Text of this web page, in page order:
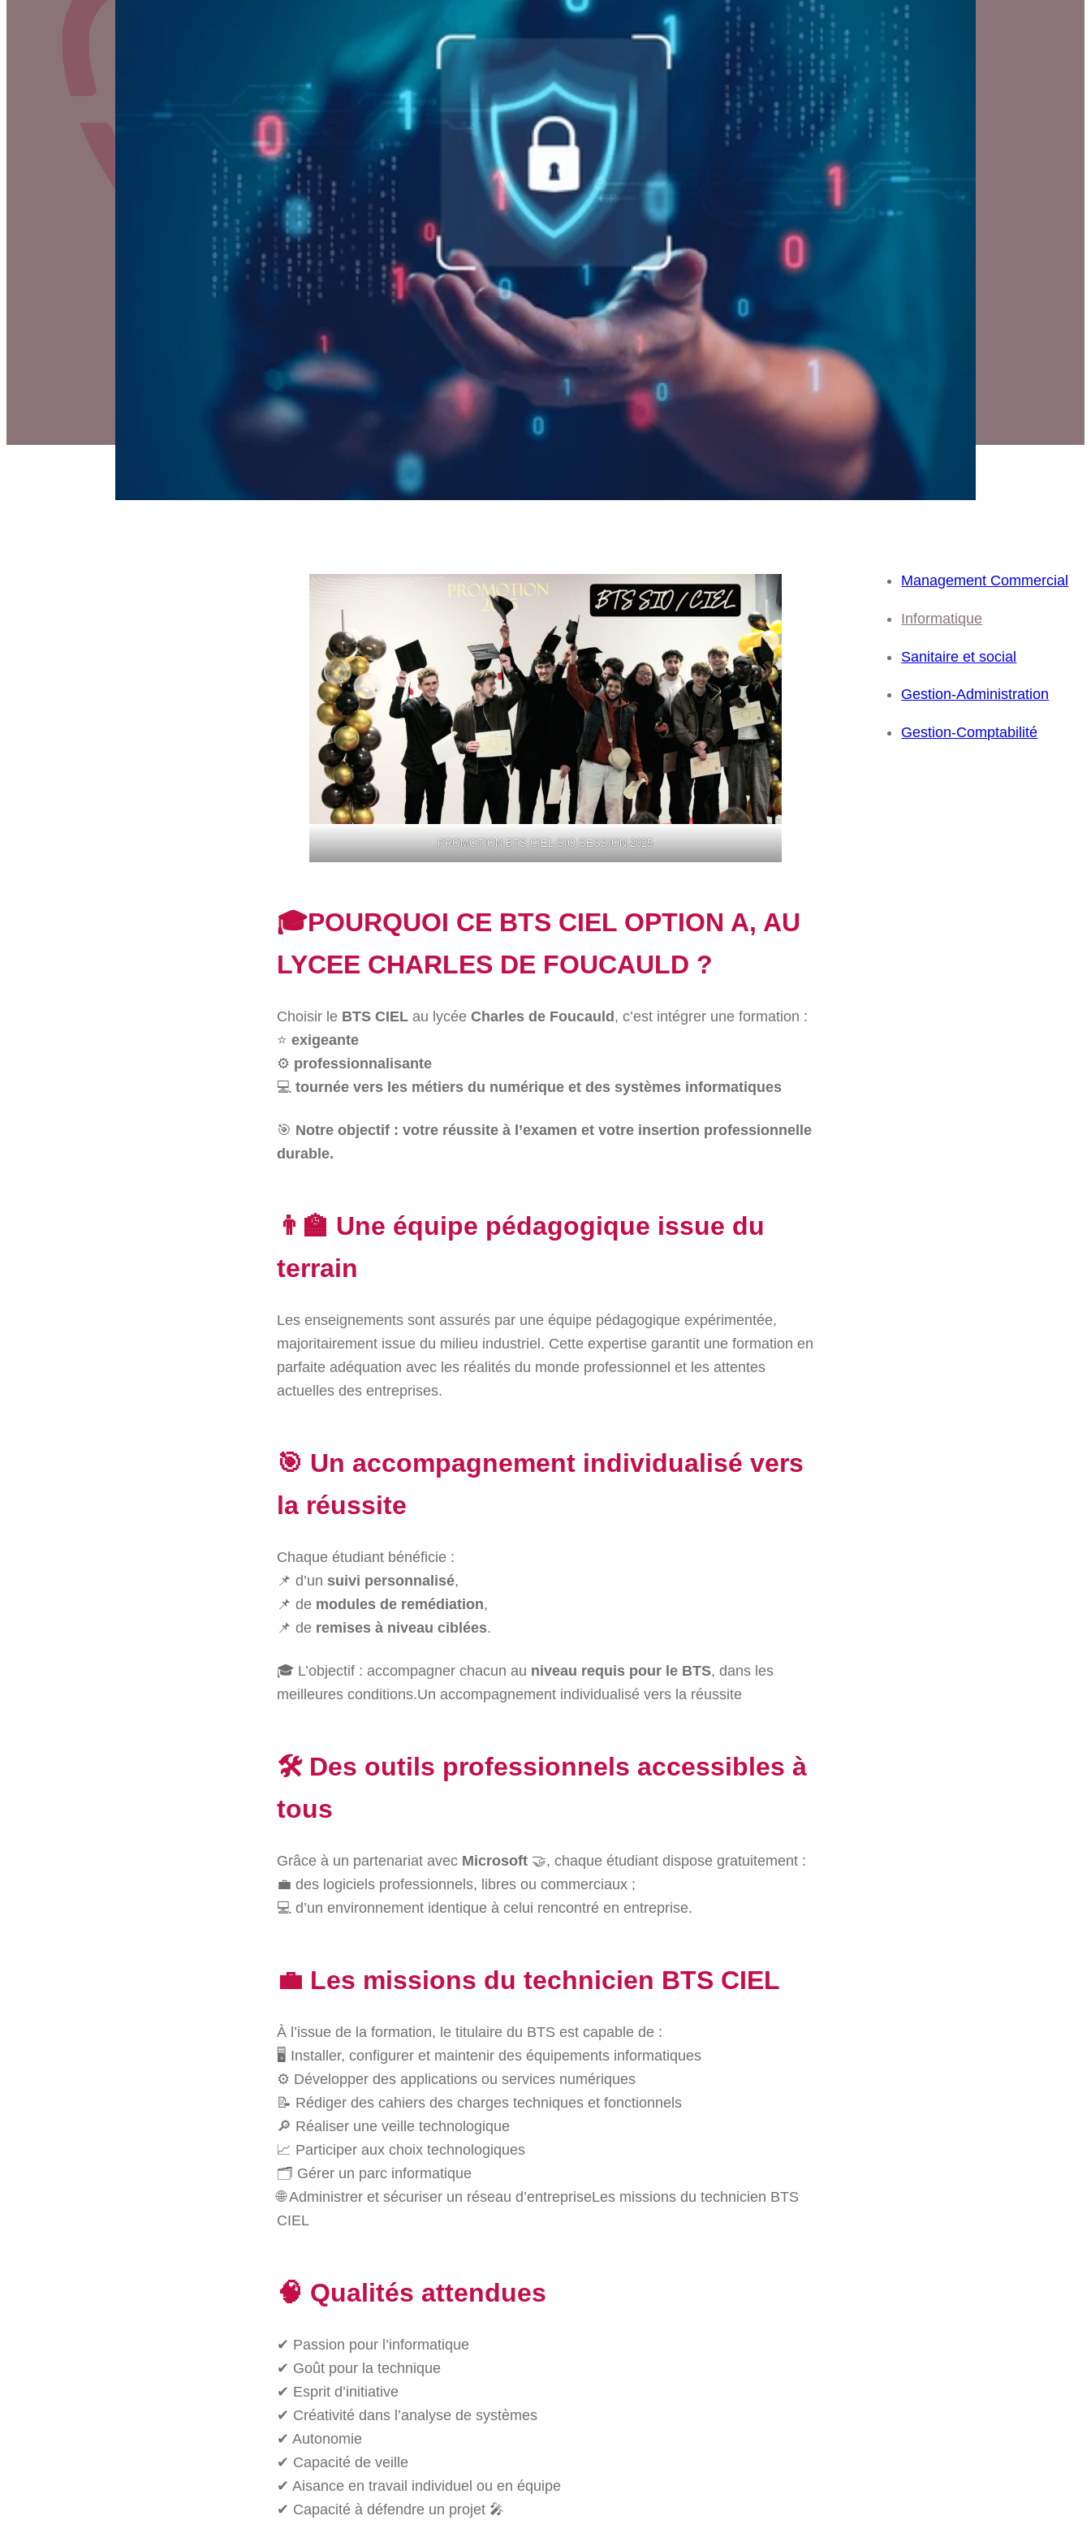
PROMOTION BTS CIEL-SIO SESSION 2025
🎓POURQUOI CE BTS CIEL OPTION A, AU
LYCEE CHARLES DE FOUCAULD ?
Choisir le BTS CIELau lycée Charles de Foucauld, c’est intégrer une formation :
⭐ exigeante
⚙️ professionnalisante
💻 tournée vers les métiers du numérique et des systèmes informatiques
🎯 Notre objectif : votre réussite à l’examen et votre insertion professionnelle
durable.
👨‍🏫 Une équipe pédagogique issue du
terrain
Les enseignements sont assurés par une équipe pédagogique expérimentée,
majoritairement issue du milieu industriel. Cette expertise garantit une formation en
parfaite adéquation avec les réalités du monde professionnel et les attentes
actuelles des entreprises.
🎯 Un accompagnement individualisé vers
la réussite
Chaque étudiant bénéficie :
📌 d’un suivi personnalisé,
📌 de modules de remédiation,
📌 de remises à niveau ciblées.
🎓 L’objectif : accompagner chacun au niveau requis pour le BTS, dans les
meilleures conditions.Un accompagnement individualisé vers la réussite
🛠️ Des outils professionnels accessibles à
tous
Grâce à un partenariat avec Microsoft🤝, chaque étudiant dispose gratuitement :
💼 des logiciels professionnels, libres ou commerciaux ;
💻 d’un environnement identique à celui rencontré en entreprise.
💼 Les missions du technicien BTS CIEL
À l’issue de la formation, le titulaire du BTS est capable de :
🖥️ Installer, configurer et maintenir des équipements informatiques
⚙️ Développer des applications ou services numériques
📝 Rédiger des cahiers des charges techniques et fonctionnels
🔎 Réaliser une veille technologique
📈 Participer aux choix technologiques
🗂️ Gérer un parc informatique
🌐 Administrer et sécuriser un réseau d’entrepriseLes missions du technicien BTS
CIEL
🧠 Qualités attendues
✔ Passion pour l’informatique
✔ Goût pour la technique
✔ Esprit d’initiative
✔ Créativité dans l’analyse de systèmes
✔ Autonomie
✔ Capacité de veille
✔ Aisance en travail individuel ou en équipe
✔ Capacité à défendre un projet 🎤
Management Commercial
Informatique
Sanitaire et social
Gestion-Administration
Gestion-Comptabilité